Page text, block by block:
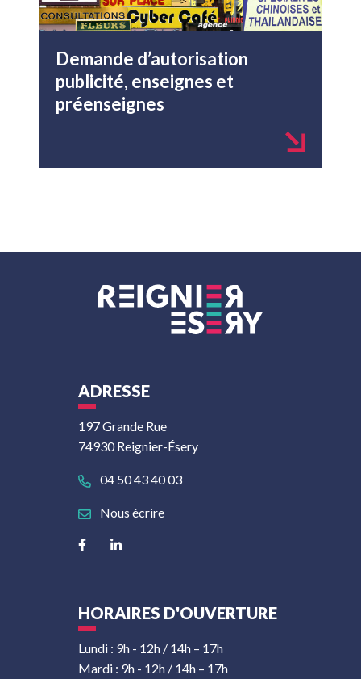
Demande d’autorisation
publicité, enseignes et
préenseignes
ADRESSE
197 Grande Rue
74930 Reignier-Ésery
04 50 43 40 03
Nous écrire
Lien vers le compte Facebook
Lien vers le compte Linkedin
HORAIRES D'OUVERTURE
Lundi : 9h - 12h / 14h – 17h
Mardi : 9h - 12h / 14h – 17h